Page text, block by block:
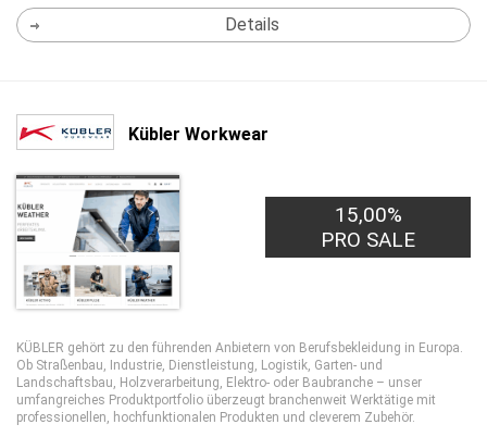
Details
Kübler Workwear
15,00%
PRO SALE
KÜBLER gehört zu den führenden Anbietern von Berufsbekleidung in Europa.
Ob Straßenbau, Industrie, Dienstleistung, Logistik, Garten- und
Landschaftsbau, Holzverarbeitung, Elektro- oder Baubranche – unser
umfangreiches Produktportfolio überzeugt branchenweit Werktätige mit
professionellen, hochfunktionalen Produkten und cleverem Zubehör.